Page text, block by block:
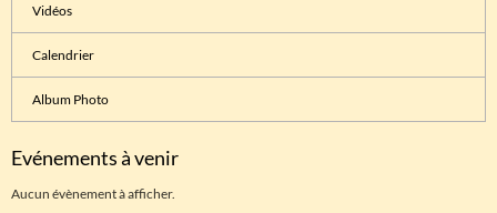
Vidéos
Calendrier
Album Photo
Evénements à venir
Aucun évènement à afficher.